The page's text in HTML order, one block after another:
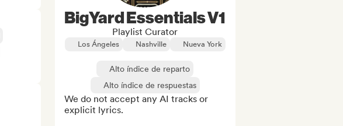
BigYard Essentials V1
Playlist Curator
Los Ángeles Nashville Nueva York
Alto índice de reparto
Alto índice de respuestas
We do not accept any AI tracks or
explicit lyrics.